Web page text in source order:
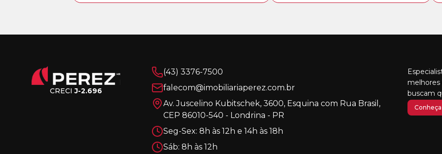
CRECIJ-2.696
(43) 3376-7500
falecom@imobiliariaperez.com.br
Av. Juscelino Kubitschek, 3600, Esquina com Rua Brasil,
CEP 86010-540 - Londrina - PR
Seg-Sex: 8h às 12h e 14h às 18h
Sáb: 8h às 12h
melhores
buscam